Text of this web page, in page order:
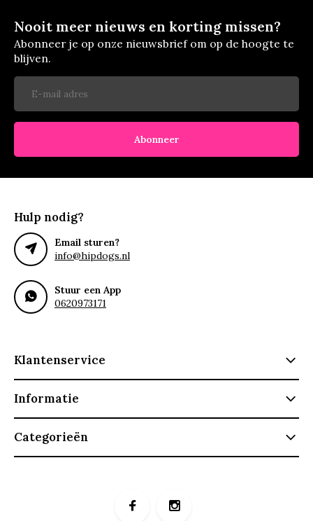
Nooit meer nieuws en korting missen?
Abonneer je op onze nieuwsbrief om op de hoogte te
blijven.
Abonneer
Hulp nodig?
Email sturen?
info@hipdogs.nl
Stuur een App
0620973171
Klantenservice
Informatie
Categorieën